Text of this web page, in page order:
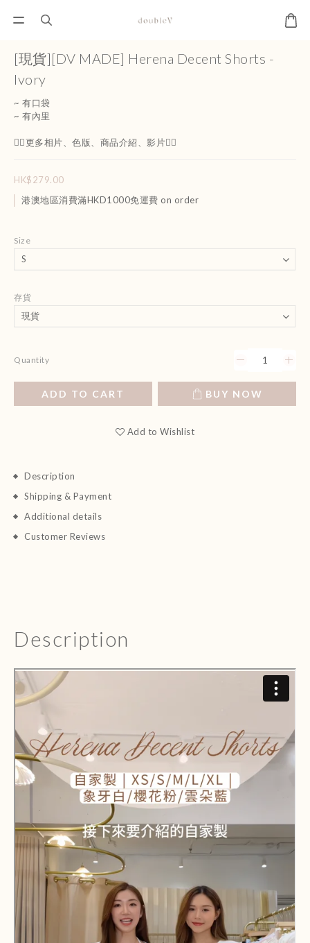
[現貨][DV MADE] Herena Decent Shorts -
Ivory
~ 有口袋
~ 有內里
👇🏻更多相片、色版、商品介紹、影片👇🏻
HK$279.00
港澳地區消費滿HKD1000免運費 on order
Size
存貨
Quantity
ADD TO CART BUY NOW
Add to Wishlist
Description
Shipping & Payment
Additional details
Customer Reviews
Description